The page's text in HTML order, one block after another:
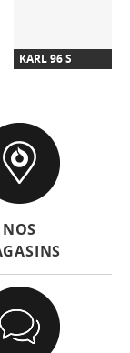
KARL 96 S
NOS